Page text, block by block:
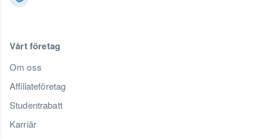
Vårt företag
Om oss
Affiliateföretag
Studentrabatt
Karriär